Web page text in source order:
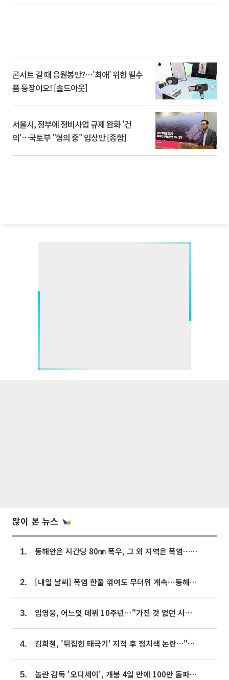
콘서트 갈 때 응원봉만?⋯'최애' 위한 필수
품 등장이오! [솔드아웃]
서울시, 정부에 정비사업 규제 완화 '건
의'⋯국토부 "협의 중" 입장만 [종합]
많이 본 뉴스
1. 동해안은 시간당 80㎜ 폭우, 그 외 지역은 폭염…‘극과 극 날씨’
2. [내일 날씨] 폭염 한풀 꺾여도 무더위 계속⋯동해안 이틀 연속 비
3. 임영웅, 어느덧 데뷔 10주년⋯"가진 것 없던 시절, 내 앞엔 20명의 팬뿐"
4. 김희철, '뒤집힌 태극기' 지적 후 정치색 논란…"좌우 떠나 우리나라 국기"
5. 놀란 감독 '오디세이', 개봉 4일 만에 100만 돌파⋯'왕사남' 보다 빠르다